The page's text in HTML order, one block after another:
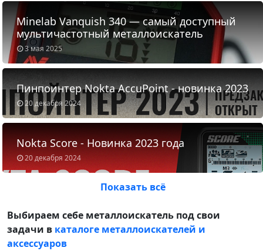
3 мая 2025
Minelab Vanquish 340 — самый доступный
мультичастотный металлоискатель
20 декабря 2024
Пинпоинтер Nokta AccuPoint - новинка 2023
20 декабря 2024
Nokta Score - Новинка 2023 года
Показать всё
Выбираем себе металлоискатель под свои
задачи в каталоге металлоискателей и
аксессуаров